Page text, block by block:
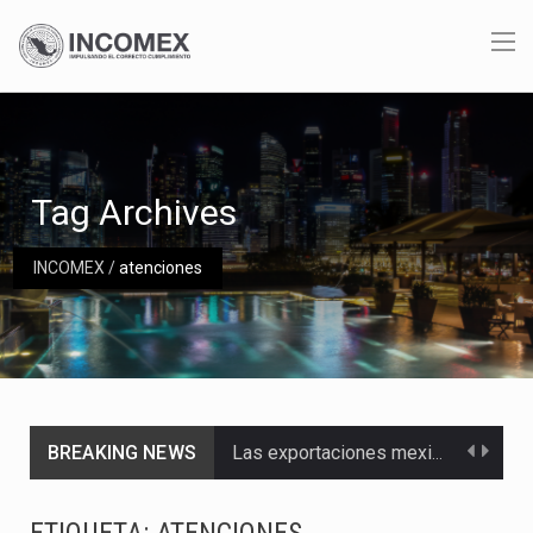
INCOMEX/atenciones
Tag Archives
BREAKING NEWS Las exportaciones mexicanas de vehículos ligeros disminuyeron 9.67 % en julio a tasa anual, alcanzando…